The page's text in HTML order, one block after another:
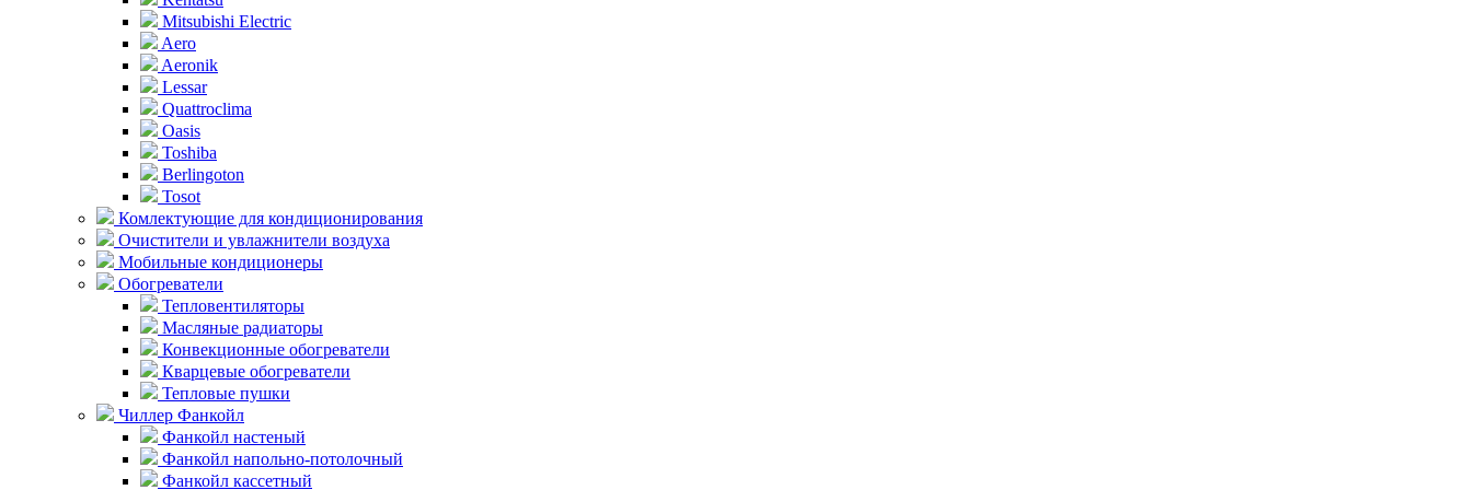
Mitsubishi Electric
Aero
Aeronik
Lessar
Quattroclima
Oasis
Toshiba
Berlingoton
Tosot
Комлектующие для кондиционирования
Очистители и увлажнители воздуха
Мобильные кондиционеры
Обогреватели
Тепловентиляторы
Масляные радиаторы
Конвекционные обогреватели
Кварцевые обогреватели
Тепловые пушки
Чиллер Фанкойл
Фанкойл настеный
Фанкойл напольно-потолочный
Фанкойл кассетный